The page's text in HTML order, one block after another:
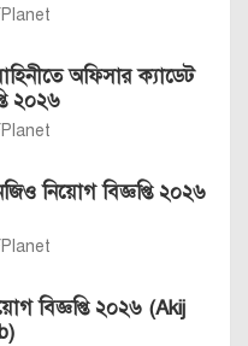
অফিসার ক্যাডেট
২০২৬
নিয়োগ বিজ্ঞপ্তি ২০২৬
বিজ্ঞপ্তি ২০২৬ (Akij